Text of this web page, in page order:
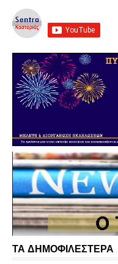
ΤΑ ΔΗΜΟΦΙΛΕΣΤΕΡΑ